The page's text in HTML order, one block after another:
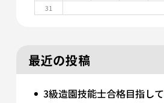
31
最近の投稿
3級造園技能士合格目指して